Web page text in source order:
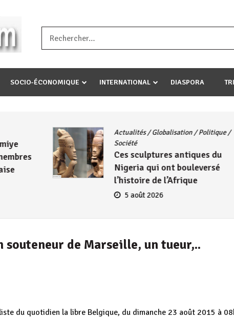
,gupfa ataco umariye umuryango wawe canke igihugu
? »
SOCIO-ÉCONOMIQUE INTERNATIONAL DIASPORA
Actualités/Globalisation/Politique/
Société
Ces sculptures antiques du
Nigeria qui ont bouleversé
l’histoire de l’Afrique
5 août 2026
souteneur de Marseille, un tueur,..
du quotidien la libre Belgique, du dimanche 23 août 2015 à